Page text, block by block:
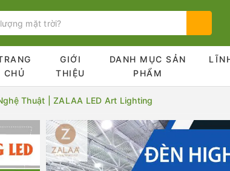
Bạn chưa xem sản phẩm nào
CHỦ
GIỚI
THIỆU
DANH MỤC SẢN
PHẨM
Thuật | ZALAA LED Art Lighting